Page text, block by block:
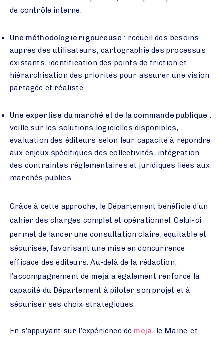
de contrôle interne.
Une méthodologie rigoureuse : recueil des besoins
auprès des utilisateurs, cartographie des processus
existants, identification des points de friction et
hiérarchisation des priorités pour assurer une vision
partagée et réaliste.
Une expertise du marché et de la commande publique :
veille sur les solutions logicielles disponibles,
évaluation des éditeurs selon leur capacité à répondre
aux enjeux spécifiques des collectivités, intégration
des contraintes réglementaires et juridiques liées aux
marchés publics.
Grâce à cette approche, le Département bénéficie d’un
cahier des charges complet et opérationnel. Celui-ci
permet de lancer une consultation claire, équitable et
sécurisée, favorisant une mise en concurrence
efficace des éditeurs. Au-delà de la rédaction,
l’accompagnement de meja a également renforcé la
capacité du Département à piloter son projet et à
sécuriser ses choix stratégiques.
En s’appuyant sur l’expérience de meja, le Maine-et-